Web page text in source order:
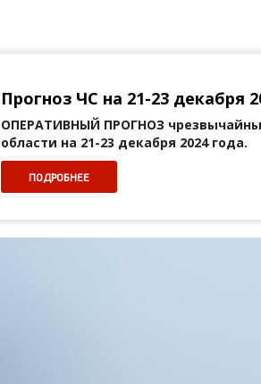
Прогноз ЧС на 21-23 декабря
ОПЕРАТИВНЫЙ ПРОГНОЗ
области на 21-23 декабря 2024 года.
ПОДРОБНЕЕ